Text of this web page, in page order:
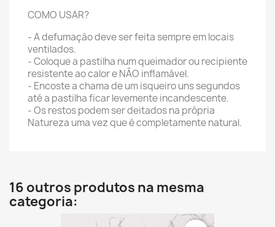
COMO USAR?
- A defumação deve ser feita sempre em locais
ventilados.
- Coloque a pastilha num queimador ou recipiente
resistente ao calor e NÃO inflamável.
- Encoste a chama de um isqueiro uns segundos
até a pastilha ficar levemente incandescente.
- Os restos podem ser deitados na própria
Natureza uma vez que é completamente natural.
16 outros produtos na mesma
categoria: